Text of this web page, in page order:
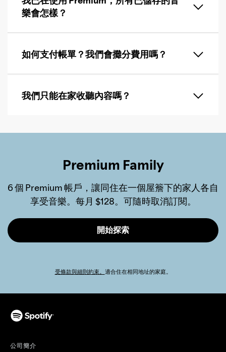
樂會怎樣？
如何支付帳單？我們會攤分費用嗎？
我們只能在家收聽內容嗎？
Premium Family
6 個 Premium 帳戶，讓同住在一個屋簷下的家人各自
享受音樂。每月 $128。可隨時取消訂閱。
開始探索
受條款與細則約束。 適合住在相同地址的家庭。
公司簡介